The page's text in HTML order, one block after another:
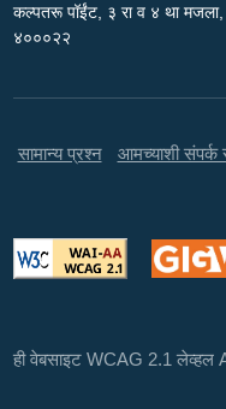
कल्पतरू पॉईंट, ३ रा व ४ था मजला,
४०००२२
सामान्य प्रश्न आमच्याशी संपर्क
ही वेबसाइट WCAG 2.1